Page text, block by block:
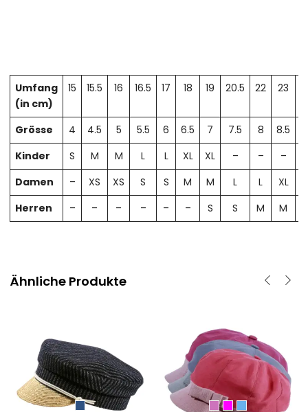
Umfang
(in cm)
15 15.5 16 16.5 17 18 19 20.5 22 23
Grösse 4 4.5 5 5.5 6 6.5 7 7.5 8 8.5
Kinder
S M M L L XL XL – – –
Damen
– XS XS S S M M L L XL
Herren
– – – – – – S S M M
Ähnliche Produkte